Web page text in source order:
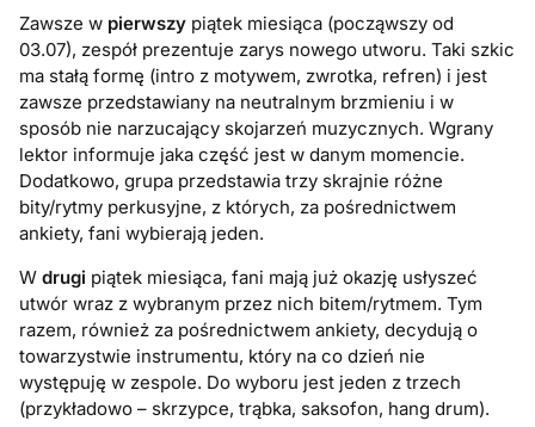
Zawsze w pierwszy piątek miesiąca (począwszy od
03.07), zespół prezentuje zarys nowego utworu. Taki szkic
ma stałą formę (intro z motywem, zwrotka, refren) i jest
zawsze przedstawiany na neutralnym brzmieniu i w
sposób nie narzucający skojarzeń muzycznych. Wgrany
lektor informuje jaka część jest w danym momencie.
Dodatkowo, grupa przedstawia trzy skrajnie różne
bity/rytmy perkusyjne, z których, za pośrednictwem
ankiety, fani wybierają jeden.
Wdrugi piątek miesiąca, fani mają już okazję usłyszeć
utwór wraz z wybranym przez nich bitem/rytmem. Tym
razem, również za pośrednictwem ankiety, decydują o
towarzystwie instrumentu, który na co dzień nie
występuję w zespole. Do wyboru jest jeden z trzech
(przykładowo – skrzypce, trąbka, saksofon, hang drum).